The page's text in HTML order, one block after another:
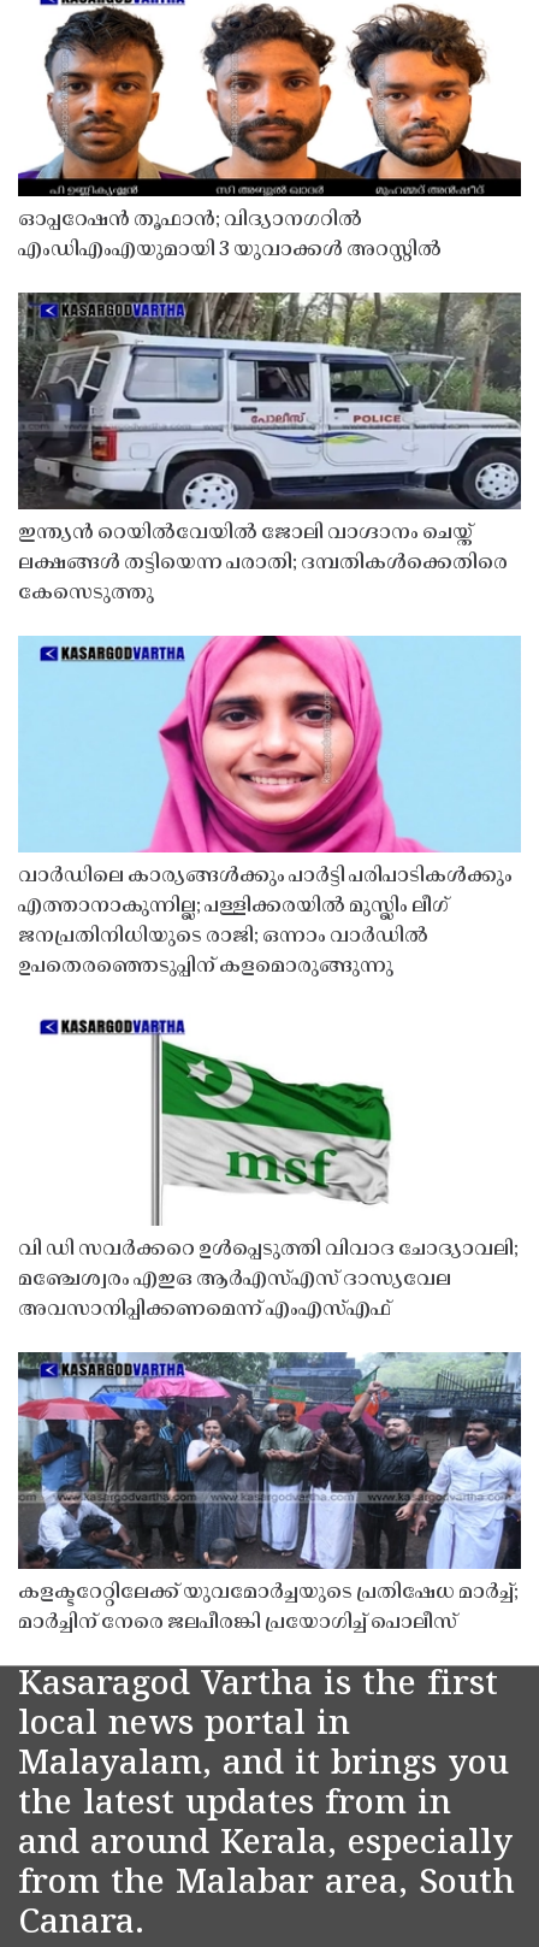
ഓപ്പറേഷൻ തൂഫാൻ; വിദ്യാനഗറിൽ
എംഡിഎംഎയുമായി 3 യുവാക്കൾ അറസ്റ്റിൽ
ഇന്ത്യൻ റെയിൽവേയിൽ ജോലി വാഗ്ദാനം ചെയ്ത്
ലക്ഷങ്ങൾ തട്ടിയെന്ന പരാതി; ദമ്പതികൾക്കെതിരെ
കേസെടുത്തു
വാർഡിലെ കാര്യങ്ങൾക്കും പാർട്ടി പരിപാടികൾക്കും
എത്താനാകുന്നില്ല; പള്ളിക്കരയിൽ മുസ്ലിം ലീഗ്
ജനപ്രതിനിധിയുടെ രാജി; ഒന്നാം വാർഡിൽ
ഉപതെരഞ്ഞെടുപ്പിന് കളമൊരുങ്ങുന്നു
വി ഡി സവർക്കറെ ഉൾപ്പെടുത്തി വിവാദ ചോദ്യാവലി;
മഞ്ചേശ്വരം എഇഒ ആർഎസ്എസ് ദാസ്യവേല
അവസാനിപ്പിക്കണമെന്ന് എംഎസ്എഫ്
കളക്ടറേറ്റിലേക്ക് യുവമോർച്ചയുടെ പ്രതിഷേധ മാർച്ച്;
മാർച്ചിന് നേരെ ജലപീരങ്കി പ്രയോഗിച്ച് പൊലീസ്
Kasaragod Vartha is the first
local news portal in
Malayalam, and it brings you
the latest updates from in
and around Kerala, especially
from the Malabar area, South
Canara.